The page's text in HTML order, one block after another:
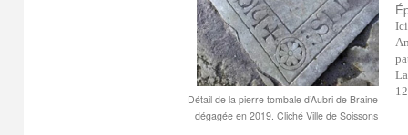
Détail de la pierre tombale d’Aubri de Braine
dégagée en 2019. Cliché Ville de Soissons